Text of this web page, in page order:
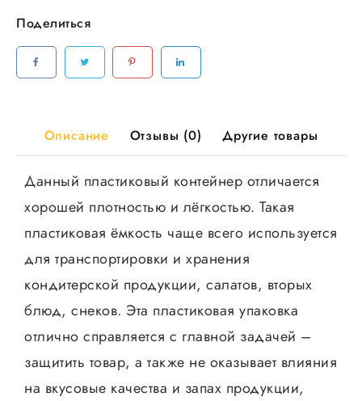
мл
132*179
500
Поделиться
Описание Отзывы (0) Другие товары
Данный пластиковый контейнер отличается
хорошей плотностью и лёгкостью. Такая
пластиковая ёмкость чаще всего используется
для транспортировки и хранения
кондитерской продукции, салатов, вторых
блюд, снеков. Эта пластиковая упаковка
отлично справляется с главной задачей –
защитить товар, а также не оказывает влияния
на вкусовые качества и запах продукции,